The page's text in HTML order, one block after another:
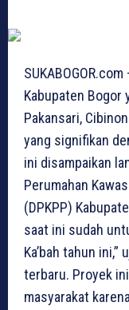
Kabupaten Bogor
Pakansari,
yang signifikan
ini disampaikan
Perumahan
(DPKPP)
saat ini sudah
Ka’bah tahun
terbaru. Proyek
masyarakat